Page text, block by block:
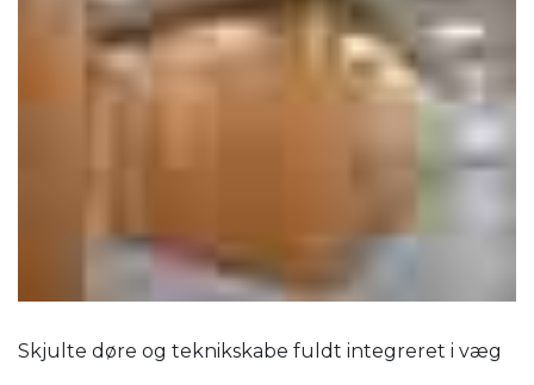
Skjulte døre og teknikskabe fuldt integreret i væg